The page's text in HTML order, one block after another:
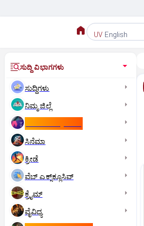
UV English
ಸುದ್ದಿ ವಿಭಾಗಗಳು
ಸುದ್ದಿಗಳು
ನಿಮ್ಮ ಜಿಲ್ಲೆ
ಸಿನೆಮಾ
ಕ್ರೀಡೆ
ವೆಬ್ ಎಕ್ಸ್‌ಕ್ಲೂಸಿವ್
ಕ್ರೈಮ್
ವೈವಿಧ್ಯ